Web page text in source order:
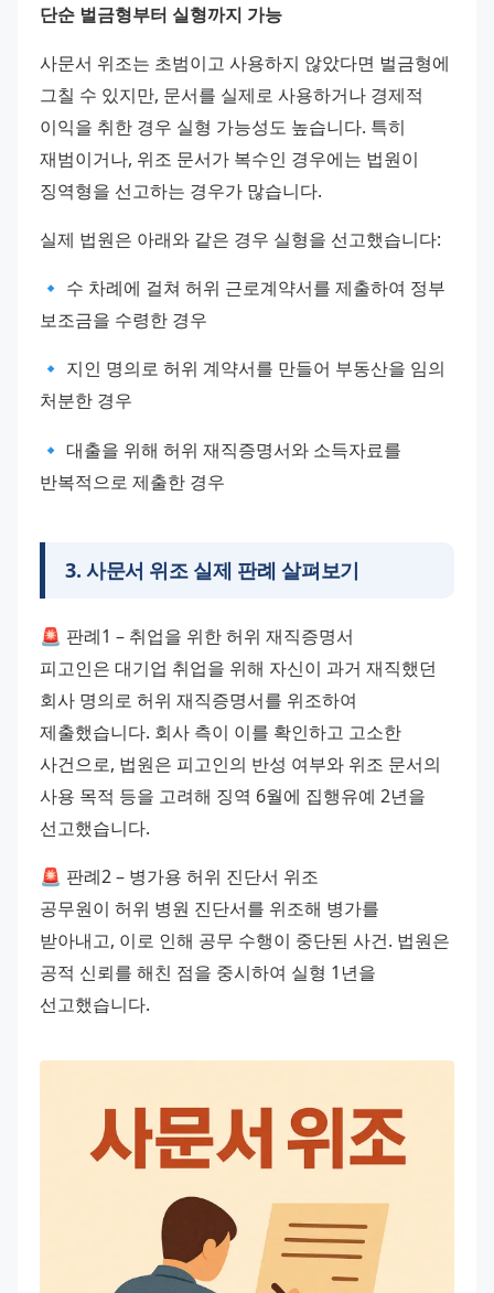
단순 벌금형부터 실형까지 가능
사문서 위조는 초범이고 사용하지 않았다면 벌금형에
그칠 수 있지만, 문서를 실제로 사용하거나 경제적
이익을 취한 경우 실형 가능성도 높습니다. 특히
재범이거나, 위조 문서가 복수인 경우에는 법원이
징역형을 선고하는 경우가 많습니다.
실제 법원은 아래와 같은 경우 실형을 선고했습니다:
🔹 수 차례에 걸쳐 허위 근로계약서를 제출하여 정부
보조금을 수령한 경우
🔹 지인 명의로 허위 계약서를 만들어 부동산을 임의
처분한 경우
🔹 대출을 위해 허위 재직증명서와 소득자료를
반복적으로 제출한 경우
3. 사문서 위조 실제 판례 살펴보기
🚨 판례1 – 취업을 위한 허위 재직증명서
피고인은 대기업 취업을 위해 자신이 과거 재직했던
회사 명의로 허위 재직증명서를 위조하여
제출했습니다. 회사 측이 이를 확인하고 고소한
사건으로, 법원은 피고인의 반성 여부와 위조 문서의
사용 목적 등을 고려해 징역 6월에 집행유예 2년을
선고했습니다.
🚨 판례2 – 병가용 허위 진단서 위조
공무원이 허위 병원 진단서를 위조해 병가를
받아내고, 이로 인해 공무 수행이 중단된 사건. 법원은
공적 신뢰를 해친 점을 중시하여 실형 1년을
선고했습니다.